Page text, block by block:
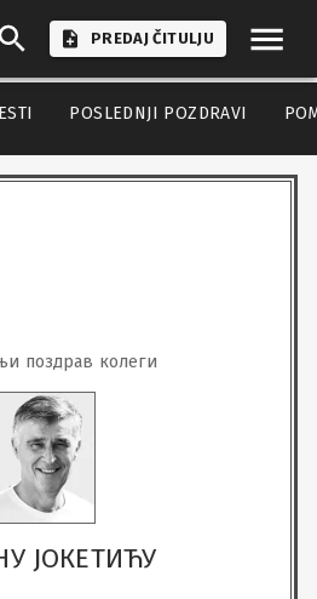
PREDAJ ČITULJU
POSLEDNJI POZDRAVI
поздрав колеги
ЈОКЕТИЋУ